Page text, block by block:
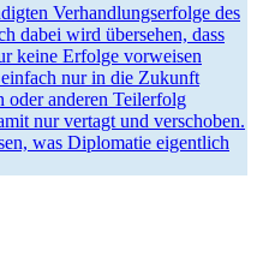
Verhand­lungs­er­folge des
dabei wird übersehen, dass
keine Erfolge vorweisen
nur in die Zukunft
oder anderen Teilerfolg
nur vertagt und verschoben.
was Diplo­matie eigentlich